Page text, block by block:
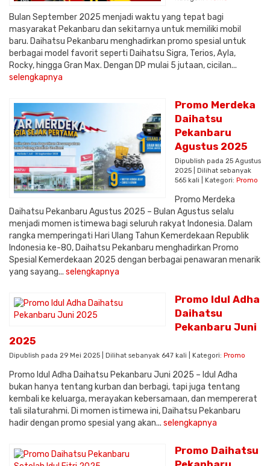
Bulan September 2025 menjadi waktu yang tepat bagi
masyarakat Pekanbaru dan sekitarnya untuk memiliki mobil
baru. Daihatsu Pekanbaru menghadirkan promo spesial untuk
berbagai model favorit seperti Daihatsu Sigra, Terios, Ayla,
Rocky, hingga Gran Max. Dengan DP mulai 5 jutaan, cicilan...
selengkapnya
Promo Merdeka
Daihatsu
Pekanbaru
Agustus 2025
Dipublish pada 25 Agustus
2025 | Dilihat sebanyak
565 kali | Kategori: Promo
Promo Merdeka
Daihatsu Pekanbaru Agustus 2025 – Bulan Agustus selalu
menjadi momen istimewa bagi seluruh rakyat Indonesia. Dalam
rangka memperingati Hari Ulang Tahun Kemerdekaan Republik
Indonesia ke-80, Daihatsu Pekanbaru menghadirkan Promo
Spesial Kemerdekaan 2025 dengan berbagai penawaran menarik
yang sayang... selengkapnya
Promo Idul Adha
Daihatsu
Pekanbaru Juni
2025
Dipublish pada 29 Mei 2025 | Dilihat sebanyak 647 kali | Kategori: Promo
Promo Idul Adha Daihatsu Pekanbaru Juni 2025 – Idul Adha
bukan hanya tentang kurban dan berbagi, tapi juga tentang
kembali ke keluarga, merayakan kebersamaan, dan mempererat
tali silaturahmi. Di momen istimewa ini, Daihatsu Pekanbaru
hadir dengan promo spesial yang akan... selengkapnya
Promo Daihatsu